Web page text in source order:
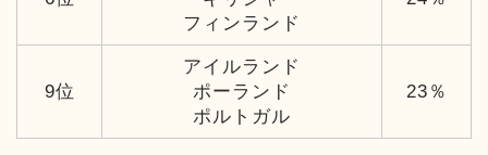
フィンランド
9位
アイルランド
ポーランド
ポルトガル
23％